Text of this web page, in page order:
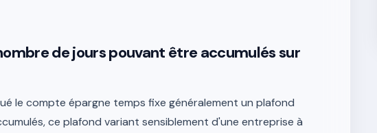
de jours pouvant être accumulés sur
le compte épargne temps fixe généralement un plafond
ce plafond variant sensiblement d'une entreprise à